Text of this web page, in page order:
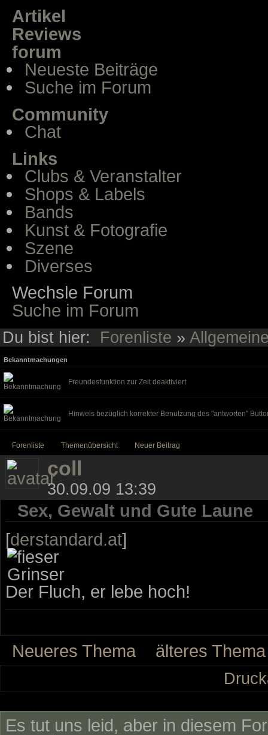
Artikel
Reviews
forum
Neueste Beiträge
Suche im Forum
Community
Chat
Links
Clubs & Veranstalter
Shops & Labels
Bands
Kunst & Fotografie
Szene
Diverses
Wechsle Forum
Suche im Forum
Du bist hier: Forenliste »
Bekanntmachungen
Freundesfunktion zur Zeit deaktiviert
Hinweis bezüglich korrekter Benutzung des "antworten"
Forenliste Themenübersicht Neuer Beitrag
coll
30.09.09 13:39
Sex, Gewalt und Gute Laune
[derstandard.at]
Der Fluch, er lebe hoch!
Neueres Thema älteres Thema
Es tut uns leid, aber in diesem